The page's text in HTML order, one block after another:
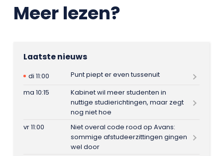
Meer lezen?
Laatste nieuws
di 11:00
Punt piept er even tussenuit
ma 10:15
Kabinet wil meer studenten in
nuttige studierichtingen, maar zegt
nog niet hoe
vr 11:00
Niet overal code rood op Avans:
sommige afstudeerzittingen gingen
wel door